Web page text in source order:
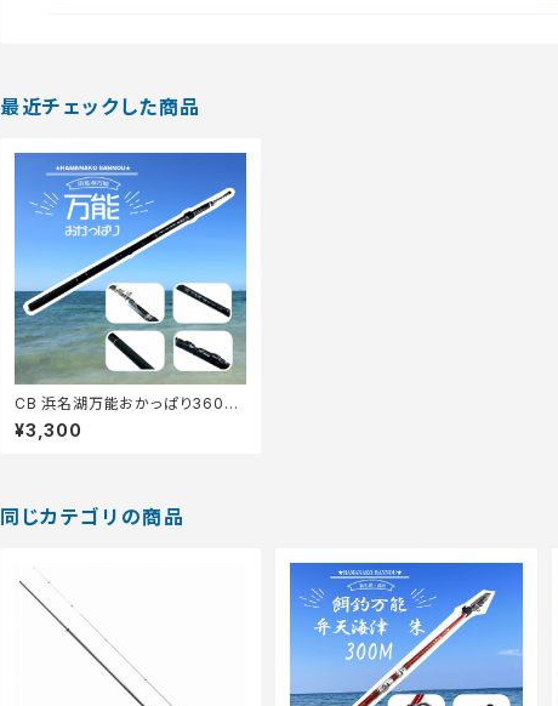
最近チェックした商品
CB 浜名湖万能おかっぱり360【T
オリ】
¥3,300
同じカテゴリの商品